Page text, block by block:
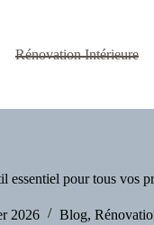
Rénovation Intérieure
essentiel pour tous vos
2026 Blog,